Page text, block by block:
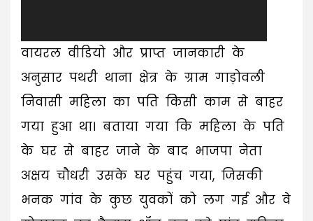
वायरल वीडियो और प्राप्त जानकारी के
अनुसार पथरी थाना क्षेत्र के ग्राम गाड़ोवली
निवासी महिला का पति किसी काम से बाहर
गया हुआ था। बताया गया कि महिला के पति
के घर से बाहर जाने के बाद भाजपा नेता
अक्षय चौधरी उसके घर पहुंच गया, जिसकी
भनक गांव के कुछ युवकों को लग गई और वे